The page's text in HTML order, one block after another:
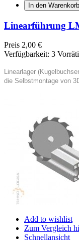
In den
Linearführung
Preis 2,00 €
Verfügbarkeit: 3
Linearlager
die Selbstmontage von
Add to wishlist
Zum Vergleich
Schnellansicht